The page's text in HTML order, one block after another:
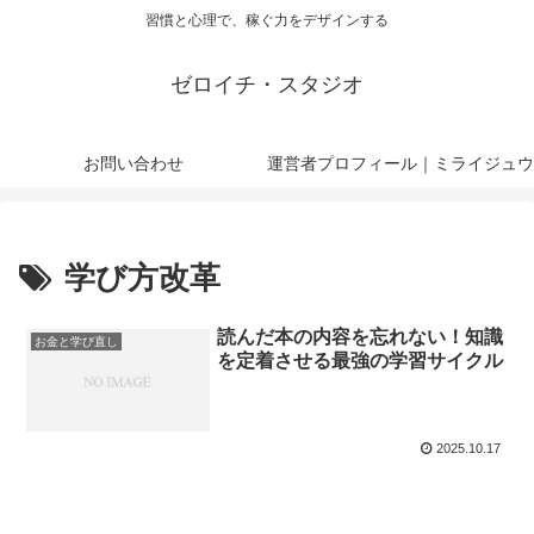
習慣と心理で、稼ぐ力をデザインする
ゼロイチ・スタジオ
お問い合わせ 運営者プロフィール｜ミライジュウ
学び方改革
お金と学び直し
読んだ本の内容を忘れない！知識
を定着させる最強の学習サイクル
2025.10.17